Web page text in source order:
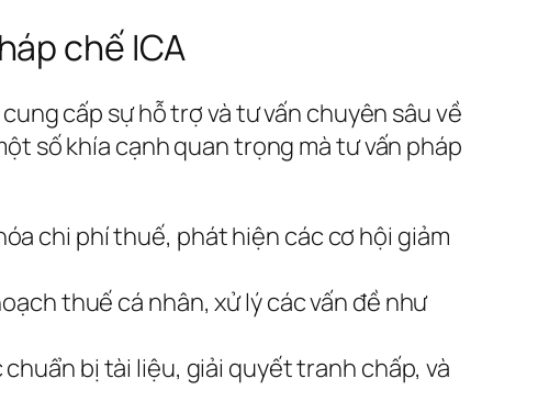
chế ICA
cấp sự hỗ trợ và tư vấn chuyên sâu về
số khía cạnh quan trọng mà tư vấn pháp
chi phí thuế, phát hiện các cơ hội giảm
thuế cá nhân, xử lý các vấn đề như
bị tài liệu, giải quyết tranh chấp, và